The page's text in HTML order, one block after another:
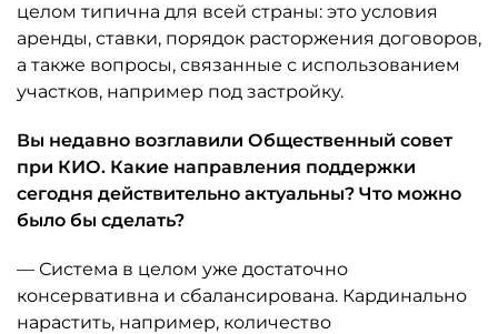
целом типична для всей страны: это условия
аренды, ставки, порядок расторжения договоров,
а также вопросы, связанные с использованием
участков, например под застройку.
Вы недавно возглавили Общественный совет
при КИО. Какие направления поддержки
сегодня действительно актуальны? Что можно
было бы сделать?
— Система в целом уже достаточно
консервативна и сбалансирована. Кардинально
нарастить, например, количество